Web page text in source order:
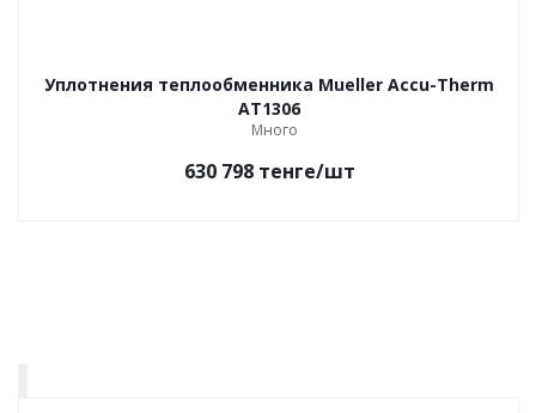
Уплотнения теплообменника Mueller Accu-Therm
AT1306
Много
630 798тенге/шт